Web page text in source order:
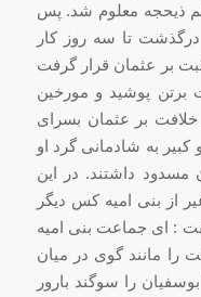
ذیحجه معلوم شد. پس
تا سه روز کار
بر عثمان قرار گرفت
پوشید و مورخین
خلافت بر عثمان بسراى
به شادمانى گرد او
مسدود داشتند. در این
از بنى امیه کس دیگر
: اى جماعت بنى امیه
را مانند گوى در میان
را سوگند بارور